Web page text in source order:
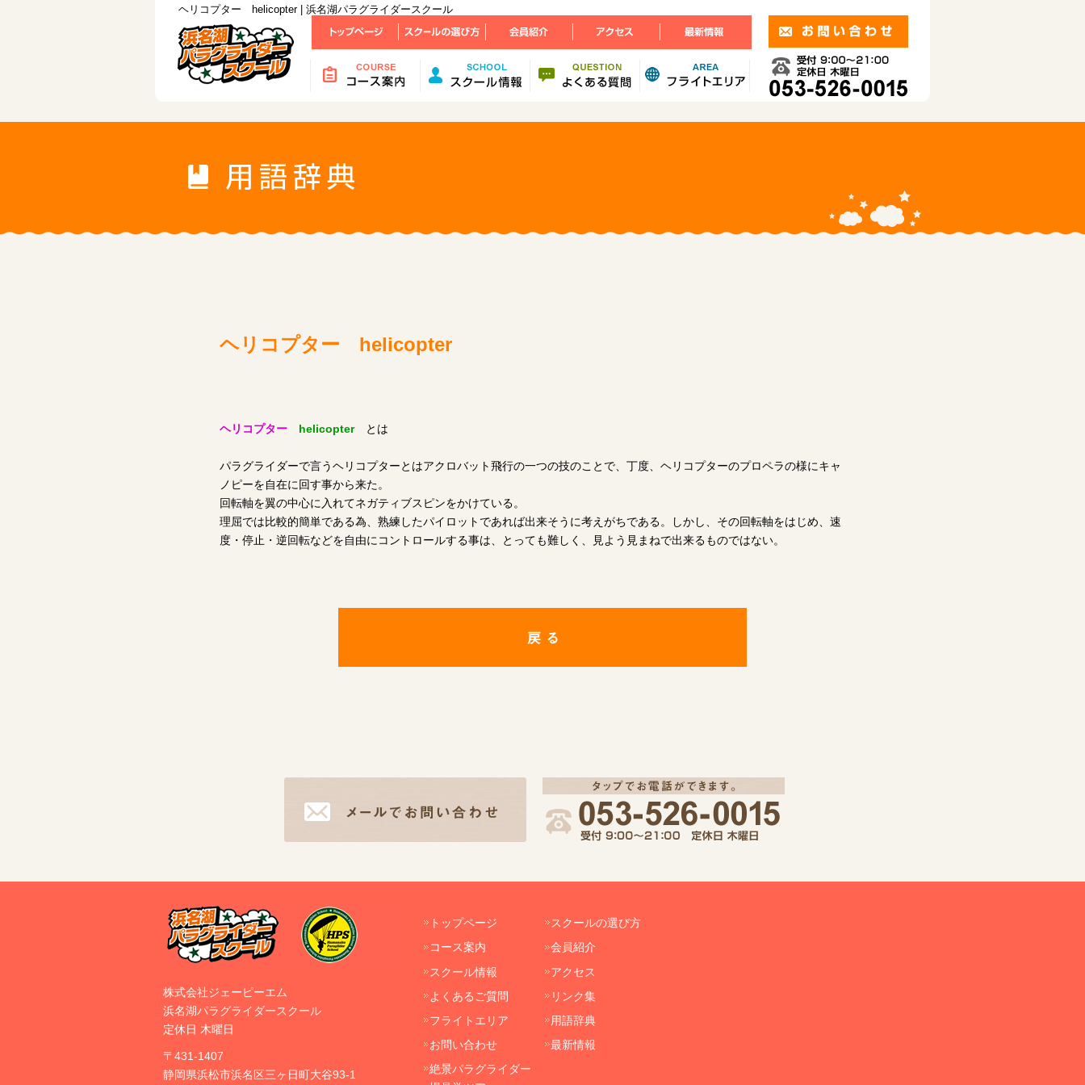
ヘリコプター helicopter | 浜名湖パラグライダースクール
ヘリコプター helicopter
ヘリコプター helicopterとは
パラグライダーで言うヘリコプターとはアクロバット飛行の一つの技のことで、丁度、ヘリコプターのプロペラの様にキャ
ノピーを自在に回す事から来た。
回転軸を翼の中心に入れてネガティブスピンをかけている。
理屈では比較的簡単である為、熟練したパイロットであれば出来そうに考えがちである。しかし、その回転軸をはじめ、速
度・停止・逆回転などを自由にコントロールする事は、とっても難しく、見よう見まねで出来るものではない。
トップページ
コース案内
スクール情報
よくあるご質問
フライトエリア
お問い合わせ
絶景パラグライダー
スクールの選び方
会員紹介
アクセス
リンク集
用語辞典
最新情報
株式会社ジェーピーエム
浜名湖パラグライダースクール
定休日 木曜日
〒431-1407
静岡県浜松市浜名区三ヶ日町大谷93-1